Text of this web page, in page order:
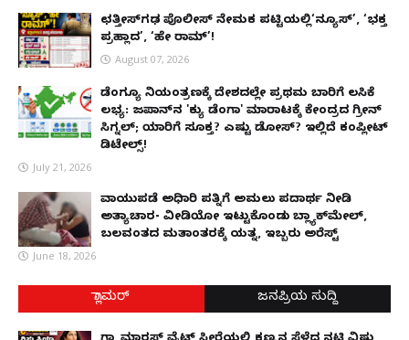
ಛತ್ತೀಸ್‌ಗಢ ಪೊಲೀಸ್ ನೇಮಕ ಪಟ್ಟಿಯಲ್ಲಿ‘ನ್ಯೂಸ್’, ‘ಭಕ್ತ
ಪ್ರಹ್ಲಾದ’, ‘ಹೇ ರಾಮ್’!
August 07, 2026
ಡೆಂಗ್ಯೂ ನಿಯಂತ್ರಣಕ್ಕೆ ದೇಶದಲ್ಲೇ ಪ್ರಥಮ ಬಾರಿಗೆ ಲಸಿಕೆ
ಲಭ್ಯ: ಜಪಾನ್‌ನ 'ಕ್ಯು ಡೆಂಗಾ' ಮಾರಾಟಕ್ಕೆ ಕೇಂದ್ರದ ಗ್ರೀನ್
ಸಿಗ್ನಲ್; ಯಾರಿಗೆ ಸೂಕ್ತ? ಎಷ್ಟು ಡೋಸ್? ಇಲ್ಲಿದೆ ಕಂಪ್ಲೀಟ್
ಡಿಟೇಲ್ಸ್!
July 21, 2026
ವಾಯುಪಡೆ ಅಧಿಕಾರಿ ಪತ್ನಿಗೆ ಅಮಲು ಪದಾರ್ಥ ನೀಡಿ
ಅತ್ಯಾಚಾರ- ವೀಡಿಯೋ ಇಟ್ಟುಕೊಂಡು ಬ್ಲ್ಯಾಕ್‌ಮೇಲ್,
ಬಲವಂತದ ಮತಾಂತರಕ್ಕೆ ಯತ್ನ, ಇಬ್ಬರು ಅರೆಸ್ಟ್
June 18, 2026
ಗ್ಲಾಮರ್ ಜನಪ್ರಿಯ ಸುದ್ದಿ